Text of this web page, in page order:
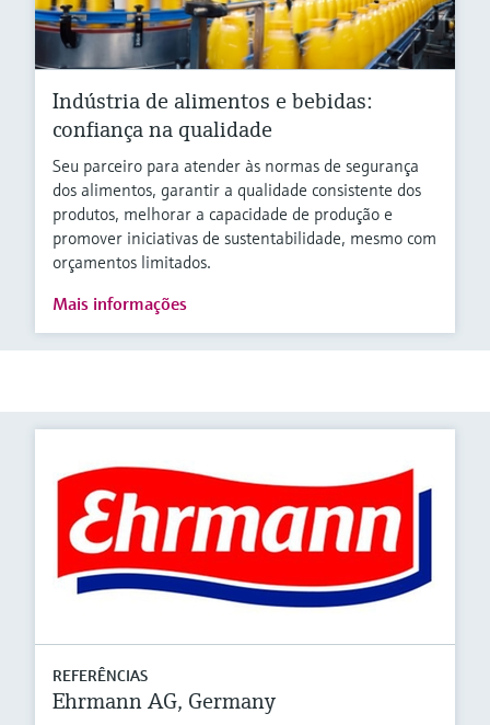
Indústria de alimentos e bebidas:
confiança na qualidade
Seu parceiro para atender às normas de segurança
dos alimentos, garantir a qualidade consistente dos
produtos, melhorar a capacidade de produção e
promover iniciativas de sustentabilidade, mesmo com
orçamentos limitados.
Mais informações
REFERÊNCIAS
Ehrmann AG, Germany